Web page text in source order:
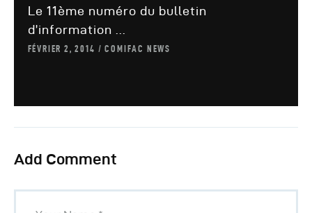
Le 11ème numéro du bulletin
d’information ...
FÉVRIER 2, 2014 COMIFAC NEWS
Add Comment